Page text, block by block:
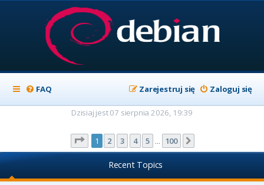
FAQ Zaloguj się
Zarejestruj się
Dzisiaj jest 07 sierpnia 2026, 19:39
Strona z100
1 2 3 4 5 100
Recent Topics